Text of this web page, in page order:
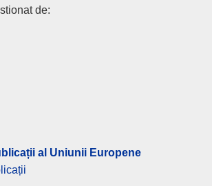
Publicații al
de:
al Uniunii Europene